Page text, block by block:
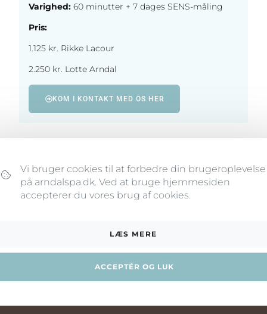
Varighed: 60 minutter + 7 dages SENS-måling
Pris:
1.125 kr. Rikke Lacour
2.250 kr. Lotte Arndal
KOM I KONTAKT MED OS HER
Vi bruger cookies til at forbedre din brugeroplevelse
på arndalspa.dk. Ved at bruge hjemmesiden
accepterer du vores brug af cookies.
LÆS MERE
ACCEPTÉR OG LUK